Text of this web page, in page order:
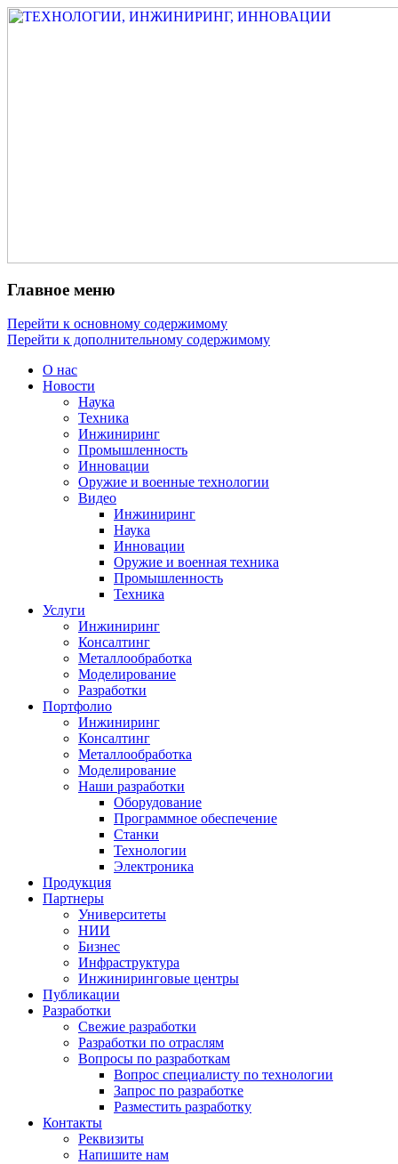
Главное меню
Перейти к основному содержимому
Перейти к дополнительному содержимому
О нас
Новости
Наука
Техника
Инжиниринг
Промышленность
Инновации
Оружие и военные технологии
Видео
Инжиниринг
Наука
Инновации
Оружие и военная техника
Промышленность
Техника
Услуги
Инжиниринг
Консалтинг
Металлообработка
Моделирование
Разработки
Портфолио
Инжиниринг
Консалтинг
Металлообработка
Моделирование
Наши разработки
Оборудование
Программное обеспечение
Станки
Технологии
Электроника
Продукция
Партнеры
Университеты
НИИ
Бизнес
Инфраструктура
Инжиниринговые центры
Публикации
Разработки
Свежие разработки
Разработки по отраслям
Вопросы по разработкам
Вопрос специалисту по технологии
Запрос по разработке
Разместить разработку
Контакты
Реквизиты
Напишите нам